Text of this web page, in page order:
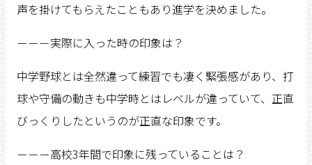
声を掛けてもらえたこともあり進学を決めました。
－－－実際に入った時の印象は？
中学野球とは全然違って練習でも凄く緊張感があり、打
球や守備の動きも中学時とはレベルが違っていて、正直
びっくりしたというのが正直な印象です。
－－－高校3年間で印象に残っていることは？